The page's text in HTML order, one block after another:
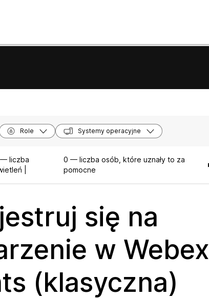
Role Systemy operacyjne
liczba
|
0 — liczba osób, które uznały to za
pomocne
się na
w Webex
(klasyczna)